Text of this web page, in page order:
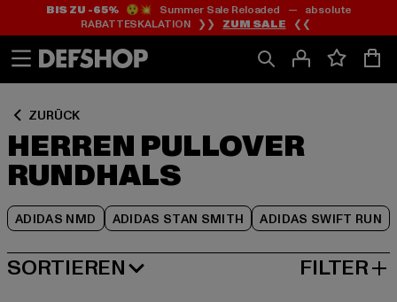
Zum
Inhalt
springen
Zum
Fußzeile
springen
BIS ZU -65%😲💥 Summer Sale Reloaded — absolute
RABATTESKALATION ❯❯ ZUM SALE ❮❮
ZURÜCK
HERREN PULLOVER
RUNDHALS
ADIDAS NMD ADIDAS STAN SMITH ADIDAS SWIFT RUN
Zum
Produktraster
springen
SORTIEREN
BELIEBTESTE FILTER